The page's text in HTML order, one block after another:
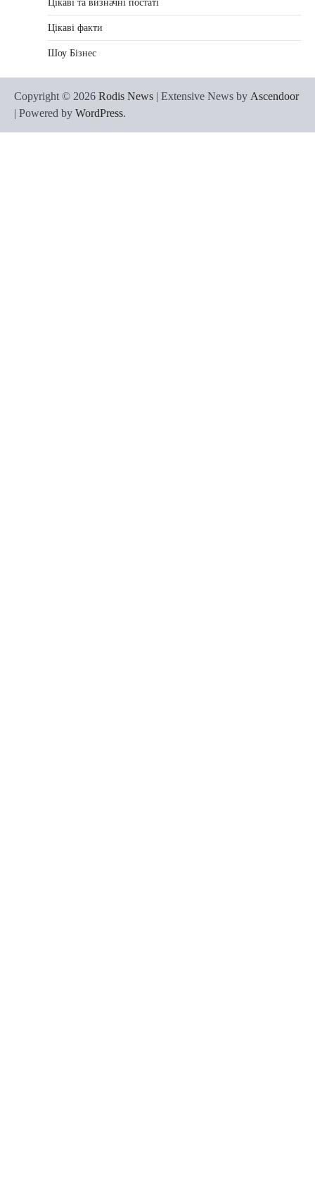
Цікаві та визначні постаті
Цікаві факти
Шоу Бізнес
Copyright © 2026 Rodis News | Extensive News by Ascendoor
| Powered by WordPress.